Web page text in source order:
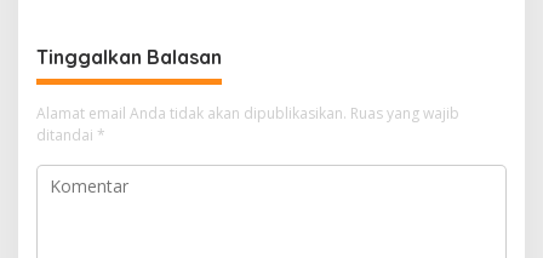
Tinggalkan Balasan
Alamat email Anda tidak akan dipublikasikan. Ruas yang wajib
ditandai *